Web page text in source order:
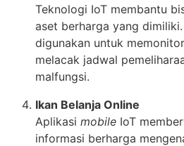
Teknologi IoT membantu
aset berharga yang
digunakan untuk
melacak jadwal
malfungsi.
Ikan Belanja Online
Aplikasi mobile IoT
informasi berharga